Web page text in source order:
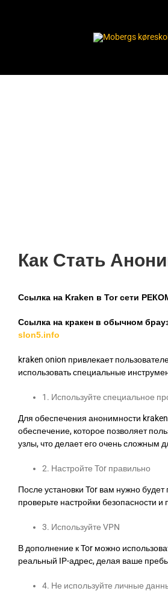
Как Стать
Ссылка на Kraken в Tor сети
Ссылка на кракен в обычном
slon5.info
kraken onion привлекает
использовать специальные
1. Используйте специальное
Для обеспечения анонимности
обеспечение, которое позволяет
узлы, что делает его очень сложным
2. Настройте Tor правильно
После установки Tor вам нужно
проверьте настройки безопасности и
3. Используйте VPN
В дополнение к Tor можно
реальный IP-адрес, делая ваше
4. Не используйте личные